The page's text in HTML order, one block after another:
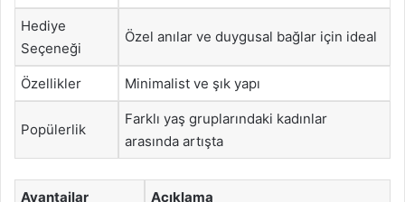
Hediye
Seçeneği
Özel anılar ve duygusal bağlar için ideal
Özellikler Minimalist ve şık yapı
Popülerlik
Farklı yaş gruplarındaki kadınlar
arasında artışta
Avantajlar Açıklama